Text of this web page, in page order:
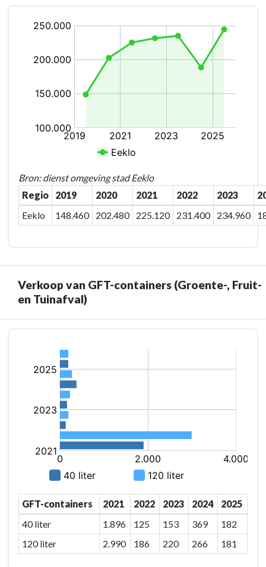
Bron: dienst omgeving stad Eeklo
Regio
2019 2020 2021 2022 2023
Eeklo
148.460 202.480 225.120 231.400 234.960
Verkoop van GFT-containers (Groente-, Fruit-
en Tuinafval)
navigatie
Fruit-
Tuinafval)
GFT-containers 2021 2022 2023 2024
2025
40 liter
1.896 125 153 369
182
120 liter
2.990 186 220 266 181